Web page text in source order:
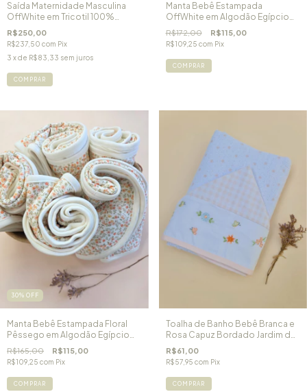
Saída Maternidade Masculina
OffWhite em Tricotil 100%
Algodão Soldadinho de
Chumbo
R$250,00
R$237,50 com Pix
3 x de R$83,33 sem juros
COMPRAR
Manta Bebê Estampada
OffWhite em Algodão Egípcio
Floresta
R$172,00 R$115,00
R$109,25 com Pix
COMPRAR
30% OFF
Manta Bebê Estampada Floral
Pêssego em Algodão Egípcio
Amsterdam
R$165,00 R$115,00
R$109,25 com Pix
COMPRAR
Toalha de Banho Bebê Branca e
Rosa Capuz Bordado Jardim de
Flores
R$61,00
R$57,95 com Pix
COMPRAR